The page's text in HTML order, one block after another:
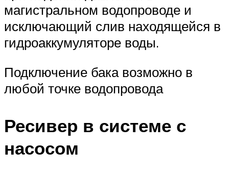
магистральном водопроводе и
исключающий слив находящейся в
гидроаккумуляторе воды.
Подключение бака возможно в
любой точке водопровода
Ресивер в системе с
насосом